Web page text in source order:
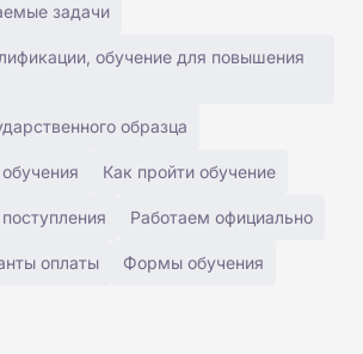
задачи
обучение для повышения
образца
Как пройти обучение
Работаем официально
оплаты Формы обучения